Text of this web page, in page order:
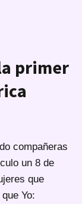
primer
compañeras
un 8 de
que
Yo: